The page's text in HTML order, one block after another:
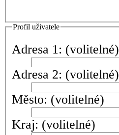
Profil uživatele
Adresa 1: (volitelné)
Adresa 2: (volitelné)
Město: (volitelné)
Kraj: (volitelné)